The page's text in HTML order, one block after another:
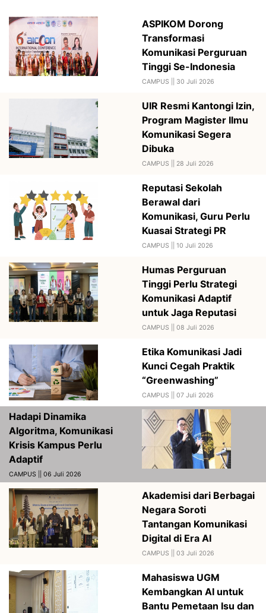
ASPIKOM Dorong
Transformasi
Komunikasi Perguruan
Tinggi Se-Indonesia
CAMPUS || 30 Juli 2026
UIR Resmi Kantongi Izin,
Program Magister Ilmu
Komunikasi Segera
Dibuka
CAMPUS || 28 Juli 2026
Reputasi Sekolah
Berawal dari
Komunikasi, Guru Perlu
Kuasai Strategi PR
CAMPUS || 10 Juli 2026
Humas Perguruan
Tinggi Perlu Strategi
Komunikasi Adaptif
untuk Jaga Reputasi
CAMPUS || 08 Juli 2026
Etika Komunikasi Jadi
Kunci Cegah Praktik
“Greenwashing”
CAMPUS || 07 Juli 2026
Hadapi Dinamika
Algoritma, Komunikasi
Krisis Kampus Perlu
Adaptif
CAMPUS || 06 Juli 2026
Akademisi dari Berbagai
Negara Soroti
Tantangan Komunikasi
Digital di Era AI
CAMPUS || 03 Juli 2026
Mahasiswa UGM
Kembangkan AI untuk
Bantu Pemetaan Isu dan